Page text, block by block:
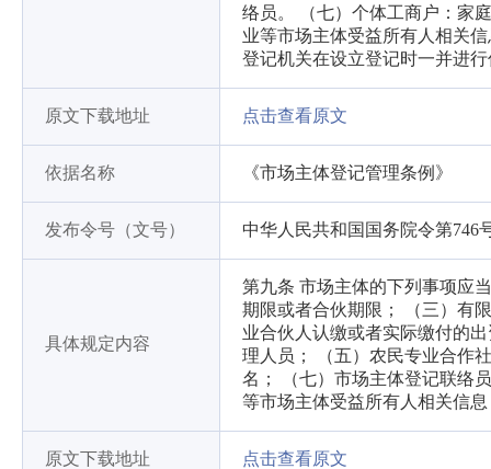
络员。 （七）个体工商户：家
业等市场主体受益所有人相关
登记机关在设立登记时一并进
原文下载地址 点击查看原文
依据名称 《市场主体登记管理条例》
发布令号（文号） 中华人民共和国国务院令第746
具体规定内容
第九条 市场主体的下列事项应
期限或者合伙期限； （三）有
业合伙人认缴或者实际缴付的
理人员； （五）农民专业合作
名； （七）市场主体登记联络
等市场主体受益所有人相关信
原文下载地址 点击查看原文